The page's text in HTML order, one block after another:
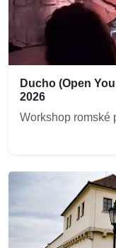
Ducho (Open
2026
Workshop romské